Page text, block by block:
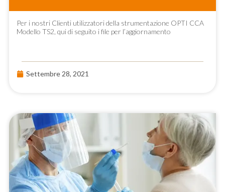
Per i nostri Clienti utilizzatori della strumentazione OPTI CCA
Modello TS2, qui di seguito i file per l’aggiornamento
Settembre 28, 2021